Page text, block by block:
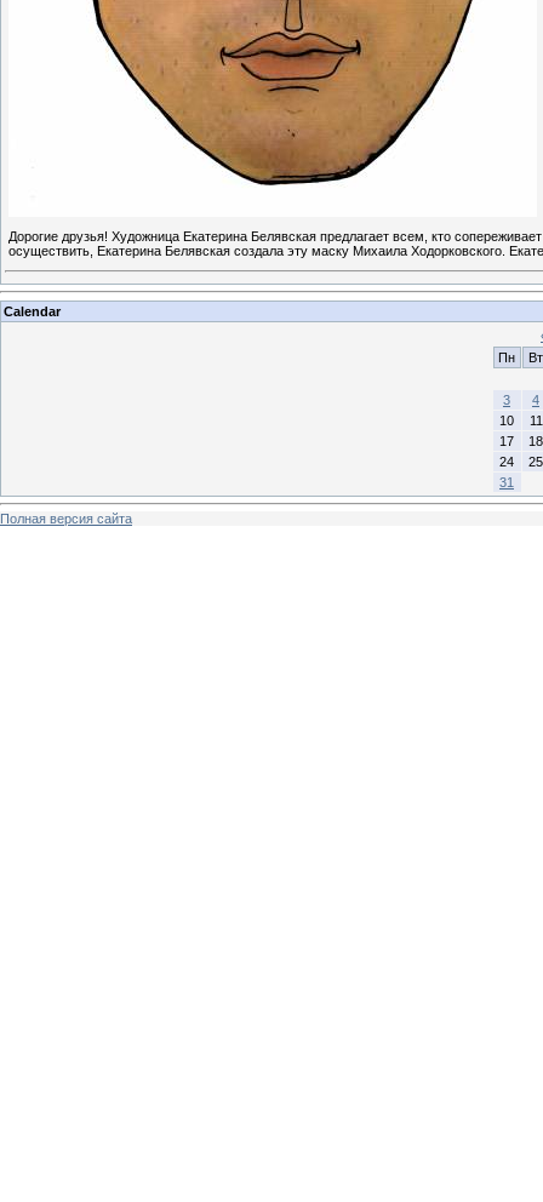
Дорогие друзья! Художница Екатерина Белявская предлагает всем, кто
осуществить, Екатерина Белявская создала эту маску Михаила Ходорковского.
Calendar
Пн
Вт
3
4
10
11
17
18
24
25
31
Полная версия сайта